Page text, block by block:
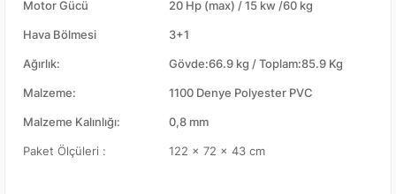
Motor Gücü 20 Hp (max) / 15 kw /60 kg
Hava Bölmesi 3+1
Ağırlık: Gövde:66.9 kg / Toplam:85.9 Kg
Malzeme: 1100 Denye Polyester PVC
Malzeme Kalınlığı: 0,8 mm
Paket Ölçüleri : 122 x 72 x 43 cm